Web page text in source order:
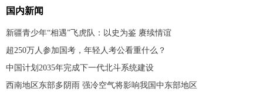
国内新闻
新疆青少年“相遇”飞虎队：以史为鉴 赓续情谊
超250万人参加国考，年轻人考公看重什么？
中国计划2035年完成下一代北斗系统建设
西南地区东部多阴雨 强冷空气将影响我国中东部地区